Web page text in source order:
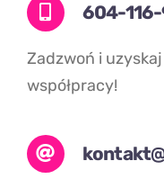
604-
Zadzwoń i
współpracy!